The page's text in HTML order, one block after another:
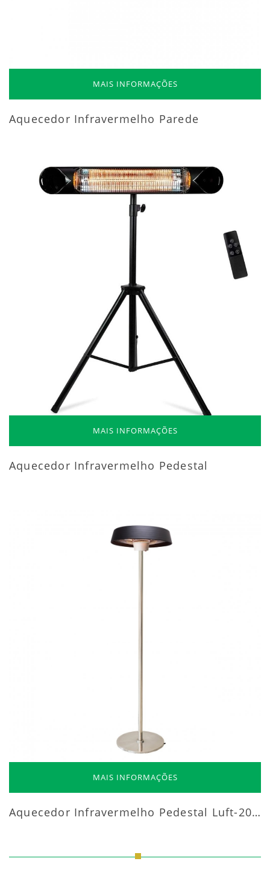
MAIS INFORMAÇÕES
Aquecedor Infravermelho Parede
MAIS INFORMAÇÕES
Aquecedor Infravermelho Pedestal
MAIS INFORMAÇÕES
Aquecedor Infravermelho Pedestal Luft-20000